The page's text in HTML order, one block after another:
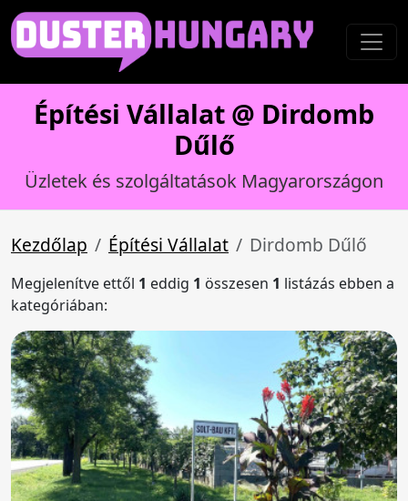
Építési Vállalat @ Dirdomb
Dűlő
Üzletek és szolgáltatások Magyarországon
Kezdőlap Építési Vállalat Dirdomb Dűlő
Megjelenítve ettől 1 eddig 1 összesen 1 listázás ebben a
kategóriában: